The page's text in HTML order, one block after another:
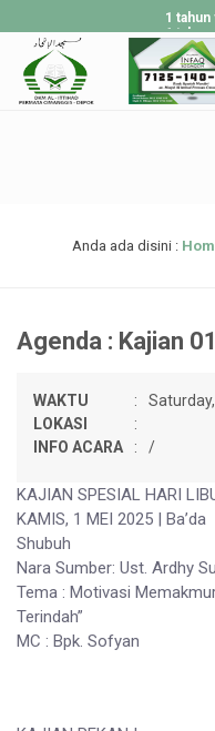
1 tahun
1 tahun
1 tahun
Anda ada disini :
Agenda : Kajian
WAKTU :
LOKASI
:
INFO ACARA
: /
KAJIAN SPESIAL HARI
KAMIS, 1 MEI 2025 | Ba’da
Shubuh
Nara Sumber: Ust. Ardhy
Tema : Motivasi
Terindah”
MC : Bpk. Sofyan